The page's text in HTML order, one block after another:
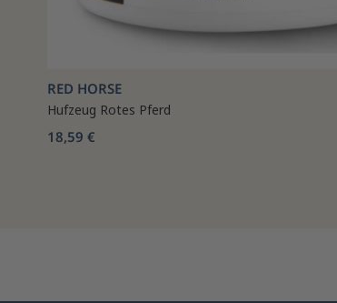
RED HORSE
Hufzeug Rotes Pferd
18,59 €